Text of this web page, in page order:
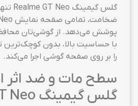
پوشش می‌دهد. از گوشی‌تان
با حساسیت بالا، بدون کوچک‌ترین
را بر روی صفحه گوشی اجرا می‌کند.
سطح مات و ضد اثر
گلس گیمینگ Realme GT Neo